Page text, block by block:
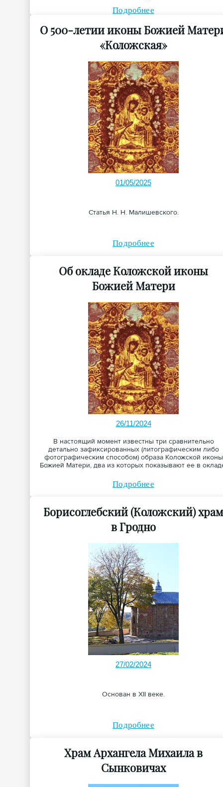
Подробнее
О 500-летии иконы Божией
«Коложская»
01/05/2025
Статья Н. Н. Малишевского.
Подробнее
Об окладе Коложской иконы
Божией Матери
26/11/2024
В настоящий момент известны три сравнительно
детально зафиксированных (литографическим либо
фотографическим способом) образа Коложской иконы
Божией Матери, два из которых показывают ее в
Подробнее
Борисоглебский (Коложский) храм
в Гродно
27/02/2024
Основан в XII веке.
Подробнее
Храм Архангела Михаила в
Сынковичах